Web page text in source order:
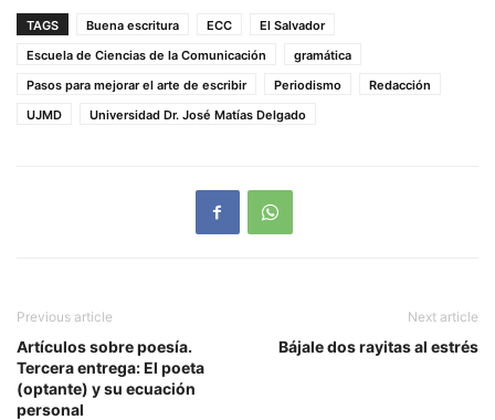
TAGS Buena escritura ECC
El Salvador
Escuela de Ciencias de la Comunicación
gramática
Pasos para mejorar el arte de escribir
Periodismo
Redacción
UJMD
Universidad Dr. José Matías Delgado
Previous article
Artículos sobre poesía.
Tercera entrega: El poeta
(optante) y su ecuación
personal
Next article
Bájale dos rayitas al estrés